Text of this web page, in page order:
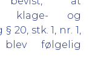
i klage- og
20, stk. 1, nr. 1,
følgelig